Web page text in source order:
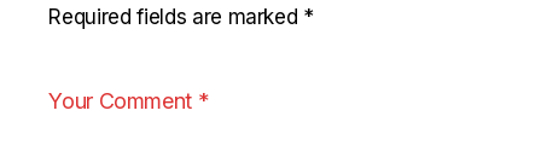
Required fields are marked *